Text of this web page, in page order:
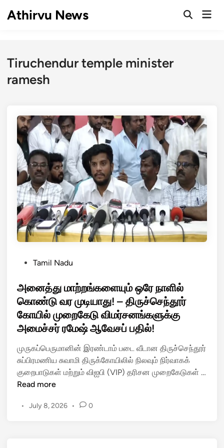
Athirvu News
OpenMain
Tiruchendur temple minister
ramesh
s
t
e
d
i
n
Tamil Nadu
அனைத்து மாற்றங்களையும் ஒரே நாளில்
கொண்டு வர முடியாது! – திருச்செந்தூர்
கோயில் முறைகேடு விமர்சனங்களுக்கு
அமைச்சர் ரமேஷ் ஆவேசப் பதில்!
முருகப்பெருமானின் இரண்டாம் படை வீடான திருச்செந்தூர்
சுப்பிரமணிய சுவாமி திருக்கோயிலில் நிலவும் நிர்வாகக்
குறைபாடுகள் மற்றும் விஐபி (VIP) தரிசன முறைகேடுகள் …
அ
Read more
• July 8, 2026 • 0